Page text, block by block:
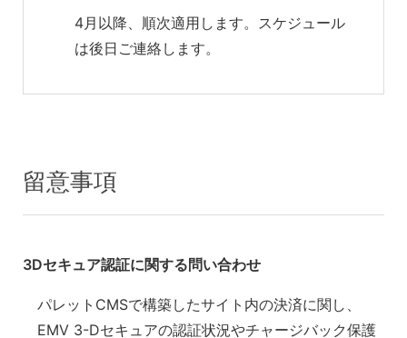
4月以降、順次適用します。スケジュール
は後日ご連絡します。
留意事項
3Dセキュア認証に関する問い合わせ
パレットCMSで構築したサイト内の決済に関し、
EMV 3-Dセキュアの認証状況やチャージバック保護